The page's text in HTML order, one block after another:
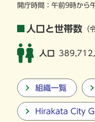
開庁時間：午前9時から
人口と世帯数 （
人口 389,712
組織一覧
Hirakata City